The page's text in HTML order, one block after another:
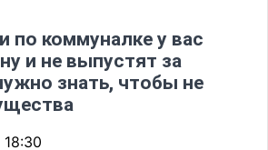
по коммуналке у вас
и не выпустят за
знать, чтобы не